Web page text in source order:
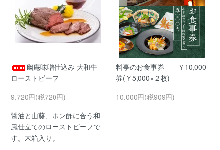
幽庵味噌仕込み 大和牛
ローストビーフ
9,720円(税720円)
醤油と山葵、ポン酢に合う和
風仕立てのローストビーフで
す。木箱入り。
料亭のお食事券 ￥10,000
券(￥5,000×２枚)
10,000円(税909円)